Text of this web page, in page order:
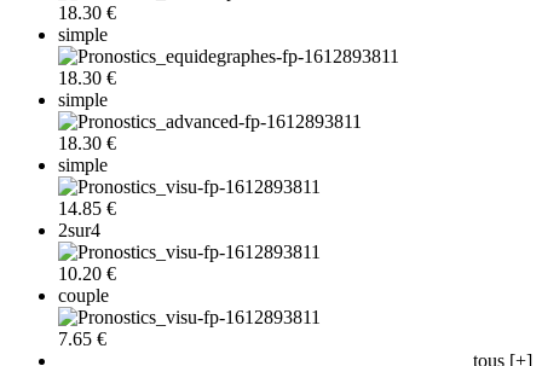
18.30 €
simple
18.30 €
simple
18.30 €
simple
14.85 €
2sur4
10.20 €
couple
7.65 €
tous [+]